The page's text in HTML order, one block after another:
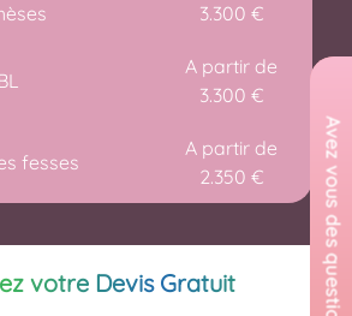
3.300 €
A partir de
3.300 €
fesses
A partir de
2.350 €
votre Devis Gratuit